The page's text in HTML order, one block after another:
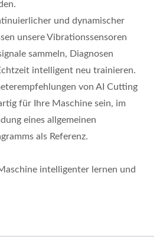
und dynamischer
unsere Vibrationssensoren
sammeln, Diagnosen
intelligent neu trainieren.
von AI Cutting
für Ihre Maschine sein, im
eines allgemeinen
als Referenz.
intelligenter lernen und